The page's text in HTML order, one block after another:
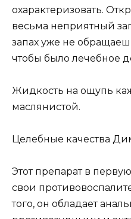
охарактеризовать.
весьма неприятный
запах уже не
чтобы было лечебное
Жидкость на ощупь
маслянистой.
Целебные качества
Этот препарат в
свои
того, он обладает